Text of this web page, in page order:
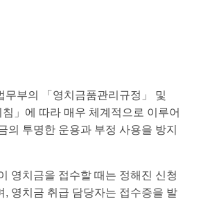
무부의 「영치금품관리규정」 및
침」에 따라 매우 체계적으로 이루어
의 투명한 운용과 부정 사용을 방지
영치금을 접수할 때는 정해진 신청
, 영치금 취급 담당자는 접수증을 발